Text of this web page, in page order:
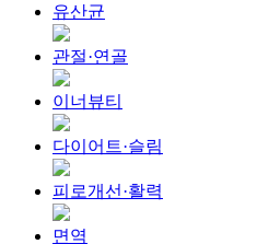
유산균
관절·연골
이너뷰티
다이어트·슬림
피로개선·활력
면역